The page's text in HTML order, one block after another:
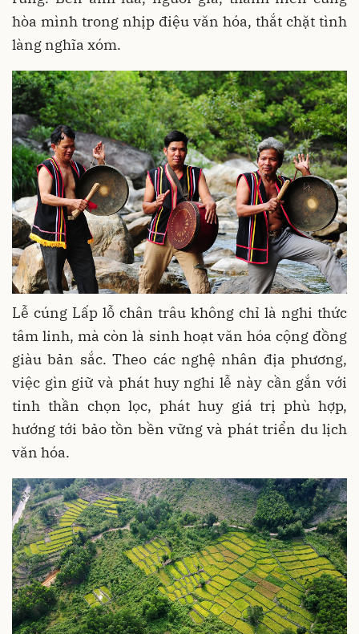
hòa mình trong nhịp điệu văn hóa, thắt chặt tình
làng nghĩa xóm.
Lễ cúng Lấp lỗ chân trâu không chỉ là nghi thức
tâm linh, mà còn là sinh hoạt văn hóa cộng đồng
giàu bản sắc. Theo các nghệ nhân địa phương,
việc gìn giữ và phát huy nghi lễ này cần gắn với
tinh thần chọn lọc, phát huy giá trị phù hợp,
hướng tới bảo tồn bền vững và phát triển du lịch
văn hóa.